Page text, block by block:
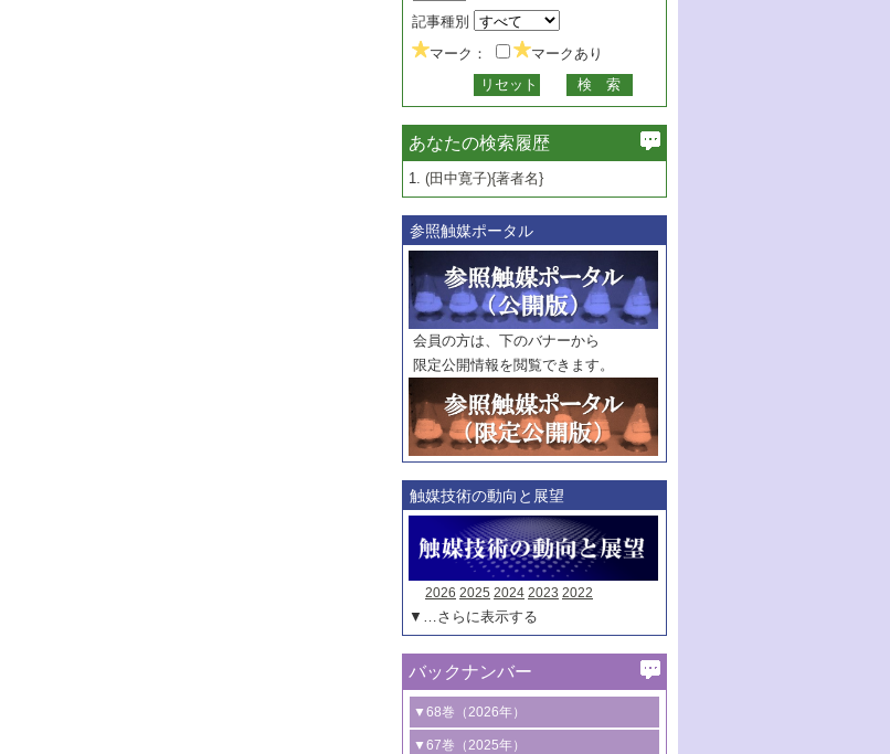
記事種別
マーク：
マークあり
あなたの検索履歴
1. (田中寛子){著者名}
参照触媒ポータル
会員の方は、下のバナーから
限定公開情報を閲覧できます。
触媒技術の動向と展望
2026 2025 2024 2023 2022
▼…さらに表示する
バックナンバー
▼68巻（2026年）
1号 過酸化水素合成に関する研究動向
▼67巻（2025年）